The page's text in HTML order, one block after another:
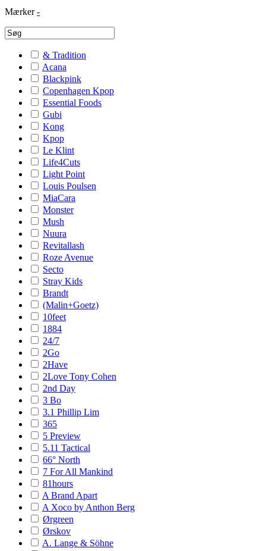
Mærker -
& Tradition
Acana
Blackpink
Copenhagen Kpop
Essential Foods
Gubi
Kong
Kpop
Le Klint
Life4Cuts
Light Point
Louis Poulsen
MiaCara
Monster
Mush
Nuura
Revitallash
Roze Avenue
Secto
Stray Kids
Brandt
(Malin+Goetz)
10feet
1884
24/7
2Go
2Have
2Love Tony Cohen
2nd Day
3 Bo
3.1 Phillip Lim
365
5 Preview
5.11 Tactical
66° North
7 For All Mankind
81hours
A Brand Apart
A Xoco by Anthon Berg
Ørgreen
Ørskov
A. Lange & Söhne